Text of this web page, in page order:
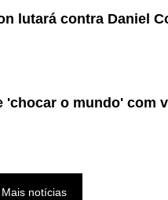
lutará contra Daniel
'chocar o mundo' com
Mais notícias